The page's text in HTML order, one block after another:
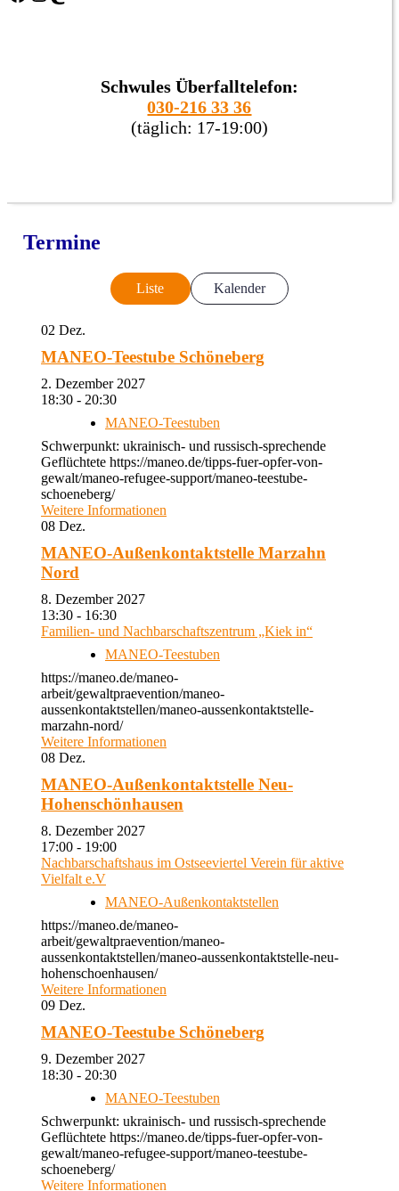
Schwules Überfalltelefon:
030-216 33 36
(täglich: 17-19:00)
Termine
Liste Kalender
02 Dez.
MANEO-Teestube Schöneberg
2. Dezember 2027
18:30 - 20:30
MANEO-Teestuben
Schwerpunkt: ukrainisch- und russisch-sprechende
Geflüchtete https://maneo.de/tipps-fuer-opfer-von-
gewalt/maneo-refugee-support/maneo-teestube-
schoeneberg/
Weitere Informationen
08 Dez.
MANEO-Außenkontaktstelle Marzahn
Nord
8. Dezember 2027
13:30 - 16:30
Familien- und Nachbarschaftszentrum „Kiek in“
MANEO-Teestuben
https://maneo.de/maneo-
arbeit/gewaltpraevention/maneo-
aussenkontaktstellen/maneo-aussenkontaktstelle-
marzahn-nord/
Weitere Informationen
08 Dez.
MANEO-Außenkontaktstelle Neu-
Hohenschönhausen
8. Dezember 2027
17:00 - 19:00
Nachbarschaftshaus im Ostseeviertel Verein für aktive
Vielfalt e.V
MANEO-Außenkontaktstellen
https://maneo.de/maneo-
arbeit/gewaltpraevention/maneo-
aussenkontaktstellen/maneo-aussenkontaktstelle-neu-
hohenschoenhausen/
Weitere Informationen
09 Dez.
MANEO-Teestube Schöneberg
9. Dezember 2027
18:30 - 20:30
MANEO-Teestuben
Schwerpunkt: ukrainisch- und russisch-sprechende
Geflüchtete https://maneo.de/tipps-fuer-opfer-von-
gewalt/maneo-refugee-support/maneo-teestube-
schoeneberg/
Weitere Informationen